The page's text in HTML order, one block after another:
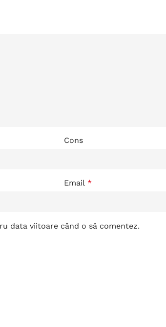
Cons
Email *
data viitoare când o să comentez.